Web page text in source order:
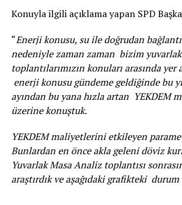
Konuyla ilgili açıklama yapan SPD
“Enerji konusu, su ile doğrudan
nedeniyle zaman zaman bizim
toplantılarımızın konuları arasında yer
enerji konusu gündeme geldiğinde bu
ayından bu yana hızla artan YEKDEM
üzerine konuştuk.
YEKDEM maliyetlerini etkileyen
Bunlardan en önce akla geleni döviz
Yuvarlak Masa Analiz toplantısı
araştırdık ve aşağıdaki grafikteki durum